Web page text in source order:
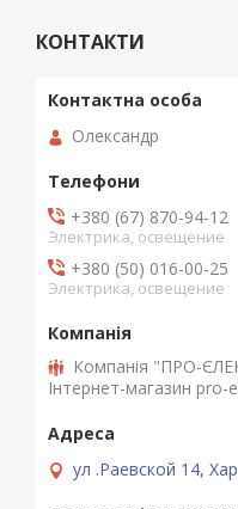
КОНТАКТИ
Олександр
+380 (67) 870-94-12
Электрика, освещение
+380 (50) 016-00-25
Электрика, освещение
Компанія "ПРО-
Інтернет-магазин pro-
ул .Раевской 14,